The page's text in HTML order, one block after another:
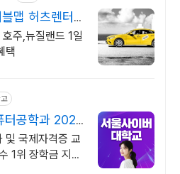
맵 허츠렌터
주,뉴질랜드 1일
택
터공학과 2026
및 국제자격증 교
1위 장학금 지급